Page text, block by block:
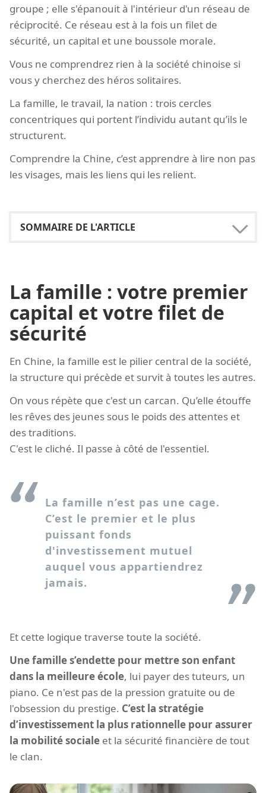
groupe ; elle s'épanouit à l'intérieur d'un réseau de
réciprocité. Ce réseau est à la fois un filet de
sécurité, un capital et une boussole morale.
Vous ne comprendrez rien à la société chinoise si
vous y cherchez des héros solitaires.
La famille, le travail, la nation : trois cercles
concentriques qui portent l’individu autant qu’ils le
structurent.
Comprendre la Chine, c’est apprendre à lire non pas
les visages, mais les liens qui les relient.
La famille : votre premier
capital et votre filet de
sécurité
En Chine, la famille est le pilier central de la société,
la structure qui précède et survit à toutes les autres.
On vous répète que c'est un carcan. Qu’elle étouffe
les rêves des jeunes sous le poids des attentes et
des traditions.
C'est le cliché. Il passe à côté de l'essentiel.
La famille n’est pas une cage.
C’est le premier et le plus
puissant fonds
d'investissement mutuel
auquel vous appartiendrez
jamais.
Et cette logique traverse toute la société.
Une famille s’endette pour mettre son enfant
dans la meilleure école, lui payer des tuteurs, un
piano. Ce n'est pas de la pression gratuite ou de
l'obsession du prestige. C’est la stratégie
d’investissement la plus rationnelle pour assurer
la mobilité sociale et la sécurité financière de tout
le clan.